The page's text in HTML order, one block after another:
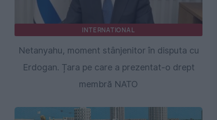
INTERNATIONAL
Netanyahu, moment stânjenitor în disputa cu
Erdogan. Țara pe care a prezentat-o drept
membră NATO